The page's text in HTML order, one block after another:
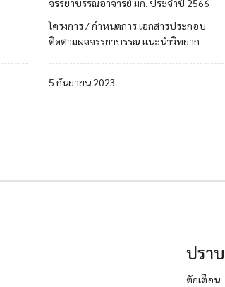
จรรยาบรรณอาจารย์ มก. ประจำปี 2566
โครงการ / กำหนดการ เอกสารประกอบ
ติดตามผลจรรยาบรรณ แนะนำวิทยาก
5 กันยายน 2023
ปรา
ตักเตือน